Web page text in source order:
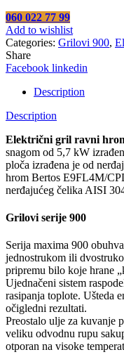
060 022 77 99
Add to wishlist
Categories: Grilovi 900,
Share
Facebook linkedin
Description
Description
Električni gril ravni
snagom od 5,7 kW
ploča izrađena je od
hrom Bertos E9FL4M/
nerđajućeg čelika AISI
Grilovi serije 900
Serija maxima 900
jednostrukom ili
pripremu bilo koje hrane
Ujednačeni sistem
rasipanja toplote. Ušteda
očigledni rezultati.
Preostalo ulje za kuvanje
veliku odvodnu rupu
otporan na visoke